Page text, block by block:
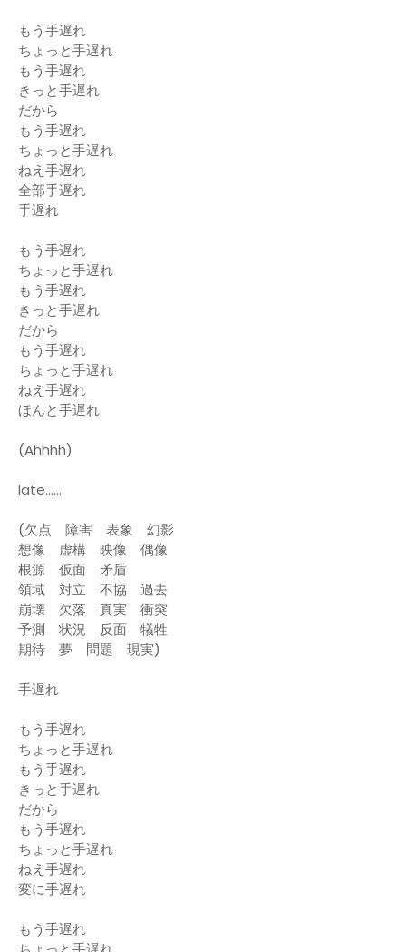
もう手遅れ
ちょっと手遅れ
もう手遅れ
きっと手遅れ
だから
もう手遅れ
ちょっと手遅れ
ねえ手遅れ
全部手遅れ
手遅れ
もう手遅れ
ちょっと手遅れ
もう手遅れ
きっと手遅れ
だから
もう手遅れ
ちょっと手遅れ
ねえ手遅れ
ほんと手遅れ
(Ahhhh)
late......
(欠点 障害 表象 幻影
想像 虚構 映像 偶像
根源 仮面 矛盾
領域 対立 不協 過去
崩壊 欠落 真実 衝突
予測 状況 反面 犠牲
期待 夢 問題 現実)
手遅れ
もう手遅れ
ちょっと手遅れ
もう手遅れ
きっと手遅れ
だから
もう手遅れ
ちょっと手遅れ
ねえ手遅れ
変に手遅れ
もう手遅れ